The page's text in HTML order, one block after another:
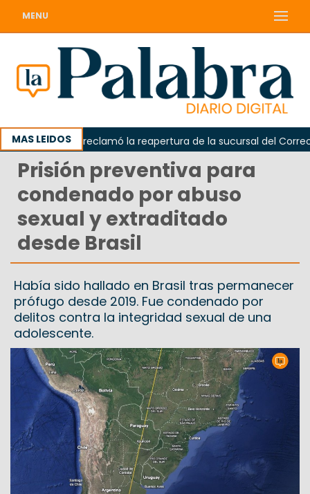
MENU
MAS LEIDOS
Odarda reclamó la reapertura de la sucursal del Correo
Prisión preventiva para
condenado por abuso
sexual y extraditado
desde Brasil
Había sido hallado en Brasil tras permanecer
prófugo desde 2019. Fue condenado por
delitos contra la integridad sexual de una
adolescente.